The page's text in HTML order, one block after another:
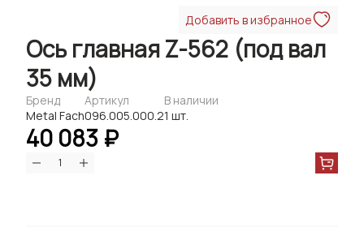
Добавить в избранное
Ось главная Z-562 (под вал
35 мм)
Бренд
Metal Fach
Артикул
096.005.000.2
В наличии
1 шт.
40 083 ₽